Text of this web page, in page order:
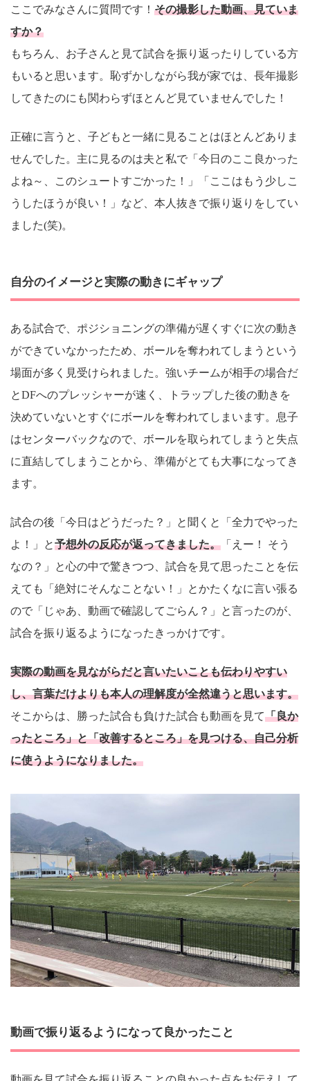
ここでみなさんに質問です！ その撮影した動画、見ていま
すか？
もちろん、お子さんと見て試合を振り返ったりしている方
もいると思います。恥ずかしながら我が家では、長年撮影
してきたのにも関わらずほとんど見ていませんでした！
正確に言うと、子どもと一緒に見ることはほとんどありま
せんでした。主に見るのは夫と私で「今日のここ良かった
よね～、このシュートすごかった！」「ここはもう少しこ
うしたほうが良い！」など、本人抜きで振り返りをしてい
ました(笑)。
自分のイメージと実際の動きにギャップ
ある試合で、ポジショニングの準備が遅くすぐに次の動き
ができていなかったため、ボールを奪われてしまうという
場面が多く見受けられました。強いチームが相手の場合だ
とDFへのプレッシャーが速く、トラップした後の動きを
決めていないとすぐにボールを奪われてしまいます。息子
はセンターバックなので、ボールを取られてしまうと失点
に直結してしまうことから、準備がとても大事になってき
ます。
試合の後「今日はどうだった？」と聞くと「全力でやった
よ！」と予想外の反応が返ってきました。 「えー！ そう
なの？」と心の中で驚きつつ、試合を見て思ったことを伝
えても「絶対にそんなことない！」とかたくなに言い張る
ので「じゃあ、動画で確認してごらん？」と言ったのが、
試合を振り返るようになったきっかけです。
実際の動画を見ながらだと言いたいことも伝わりやすい
し、言葉だけよりも本人の理解度が全然違うと思います。
そこからは、勝った試合も負けた試合も動画を見て「良か
ったところ」と「改善するところ」を見つける、自己分析
に使うようになりました。
動画で振り返るようになって良かったこと